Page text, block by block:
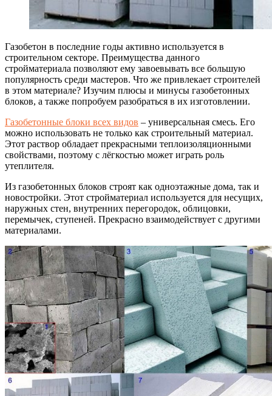
Газобетон в последние годы активно используется в
строительном секторе. Преимущества данного
стройматериала позволяют ему завоевывать все большую
популярность среди мастеров. Что же привлекает строителей
в этом материале? Изучим плюсы и минусы газобетонных
блоков, а также попробуем разобраться в их изготовлении.
Газобетонные блоки всех видов – универсальная смесь. Его
можно использовать не только как строительный материал.
Этот раствор обладает прекрасными теплоизоляционными
свойствами, поэтому с лёгкостью может играть роль
утеплителя.
Из газобетонных блоков строят как одноэтажные дома, так и
новостройки. Этот стройматериал используется для несущих,
наружных стен, внутренних перегородок, облицовки,
перемычек, ступеней. Прекрасно взаимодействует с другими
материалами.